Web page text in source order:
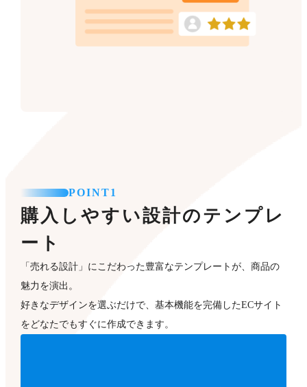
POINT1
購入しやすい設計のテンプレ
ート
「売れる設計」にこだわった豊富なテンプレートが、商品の
魅力を演出。
好きなデザインを選ぶだけで、基本機能を完備したECサイト
をどなたでもすぐに作成できます。